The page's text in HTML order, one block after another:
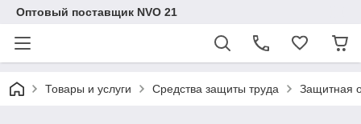
Оптовый поставщик NVO 21
Товары и услуги Средства защиты труда Защитная